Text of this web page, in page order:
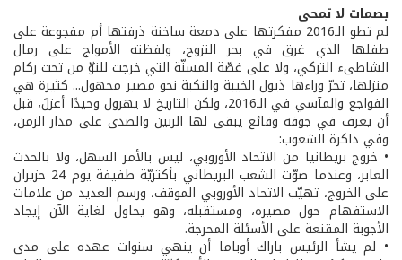
بصمات لا تمحى
لم تطو الـ2016 مفكرتها على دمعة ساخنة ذرفتها أم مفجوعة على
طفلها الذي غرق في بحر النزوح، ولفظته الأمواج على رمال
الشاطىء التركي، ولا على غصّة المسنّة التي خرجت للتوّ من تحت ركام
منزلها، تجرّ وراءها ذيول الخيبة والنكبة نحو مصير مجهول... كثيرة هي
الفواجع والمآسي في الـ2016، ولكن التاريخ لا يهرول وحيدًا أعزلَ، قبل
أن يغرف في جوفه وقائع يبقى لها الرنين والصدى على مدار الزمن،
وفي ذاكرة الشعوب:
• خروج بريطانيا من الاتحاد الأوروبي، ليس بالأمر السهل، ولا بالحدث
العابر، وعندما صوّت الشعب البريطاني بأكثريّة طفيفة يوم 24 حزيران
على الخروج، تهيّب الاتحاد الأوروبي الموقف، ورسم العديد من علامات
الاستفهام حول مصيره، ومستقبله، وهو يحاول لغاية الآن إيجاد
الأجوبة المقنعة على الأسئلة المحرجة.
• لم يشأ الرئيس باراك أوباما أن ينهي سنوات عهده على مدى